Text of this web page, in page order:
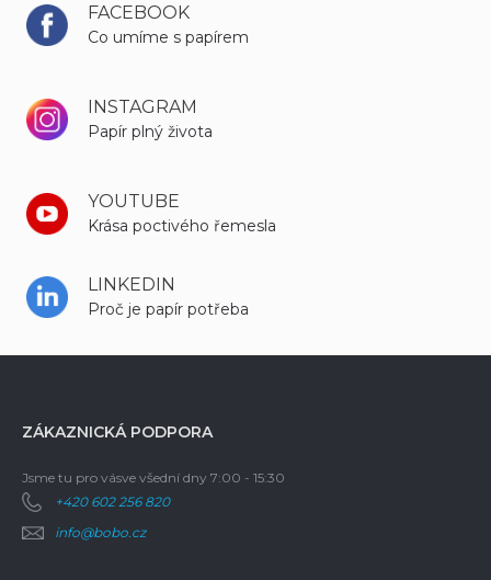
FACEBOOK
Co umíme s papírem
INSTAGRAM
Papír plný života
YOUTUBE
Krása poctivého řemesla
LINKEDIN
Proč je papír potřeba
ZÁKAZNICKÁ PODPORA
Jsme tu pro vásve všední dny 7:00 - 15:30
+420 602 256 820
info@bobo.cz